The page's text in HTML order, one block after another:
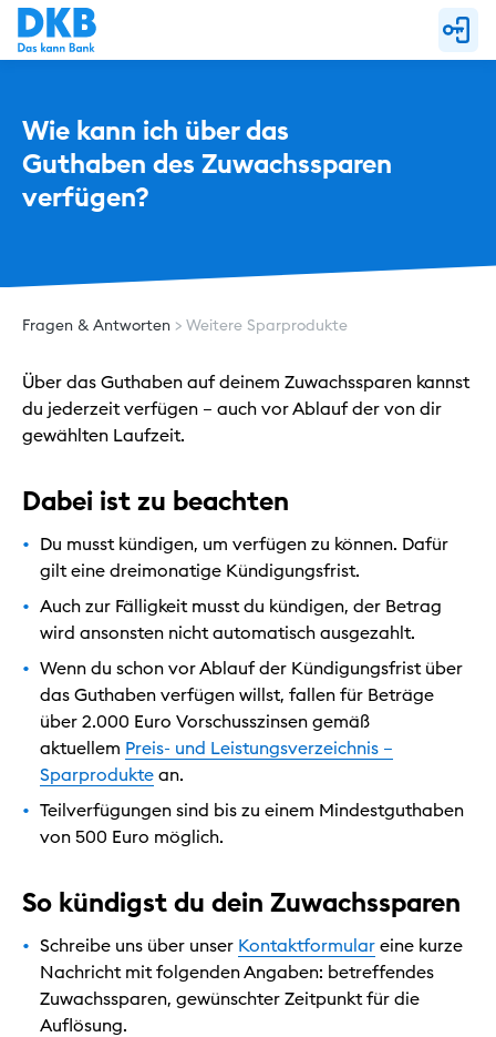
Wie kann ich über das
Guthaben des Zuwachssparen
verfügen?
Fragen & Antworten Weitere Sparprodukte
Über das Guthaben auf deinem Zuwachssparen kannst
du jederzeit verfügen – auch vor Ablauf der von dir
gewählten Laufzeit.
Dabei ist zu beachten
Du musst kündigen, um verfügen zu können. Dafür
gilt eine dreimonatige Kündigungsfrist.
Auch zur Fälligkeit musst du kündigen, der Betrag
wird ansonsten nicht automatisch ausgezahlt.
Wenn du schon vor Ablauf der Kündigungsfrist über
das Guthaben verfügen willst, fallen für Beträge
über 2.000 Euro Vorschusszinsen gemäß
aktuellem Preis- und Leistungsverzeichnis –
Sparprodukte an.
Teilverfügungen sind bis zu einem Mindestguthaben
von 500 Euro möglich.
So kündigst du dein Zuwachssparen
Schreibe uns über unser Kontaktformular eine kurze
Nachricht mit folgenden Angaben: betreffendes
Zuwachssparen, gewünschter Zeitpunkt für die
Auflösung.